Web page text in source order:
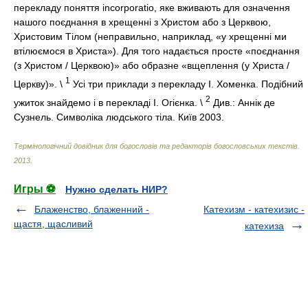
перекладу поняття incorporatio, яке вживають для означення
нашого поєднання в хрещенні з Христом або з Церквою,
Христовим Тілом (неправильно, наприклад, «у хрещенні ми
втілюємося в Христа»). Для того надається просте «поєднання
(з Христом / Церквою)» або образне «вщеплення (у Христа /
Церкву)». \ 1
Усі три приклади з перекладу І. Хоменка. Подібний
ужиток знайдемо і в перекладі І. Огієнка. \ 2 Див.: Аннік де
Сузнель. Символіка людського тіла. Київ 2003.
Термінологічний довідник для богословів та редакторів богословських текстів
2013
Игры ⚽
Нужно сделать НИР?
Блаженство, блаженний -
щастя, щасливий
Катехизм - катехизис -
катехиза